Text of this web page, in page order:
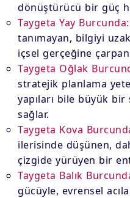
dönüştürücü bir güç
Taygeta Yay Burcunda:
tanımayan, bilgiyi
içsel gerçeğine
Taygeta Oğlak
stratejik planlama
yapıları bile büyük
sağlar.
Taygeta Kova
ilerisinde düşünen,
çizgide yürüyen bir
Taygeta Balık
gücüyle, evrensel